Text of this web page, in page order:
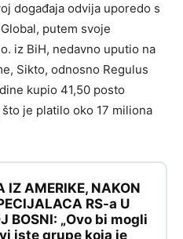
događaja odvija uporedo s
putem svoje
iz BiH, nedavno uputio na
Sikto, odnosno Regulus
kupio 41,50 posto
je platilo oko 17 miliona
IZ AMERIKE, NAKON
RS-a U
BOSNI: „Ovo bi mogli
iste grupe koja je